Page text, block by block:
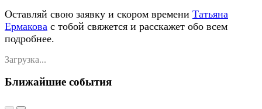
Оставляй свою заявку и скором времени Татьяна
Ермакова с тобой свяжется и расскажет обо всем
подробнее.
Загрузка...
Ближайшие события